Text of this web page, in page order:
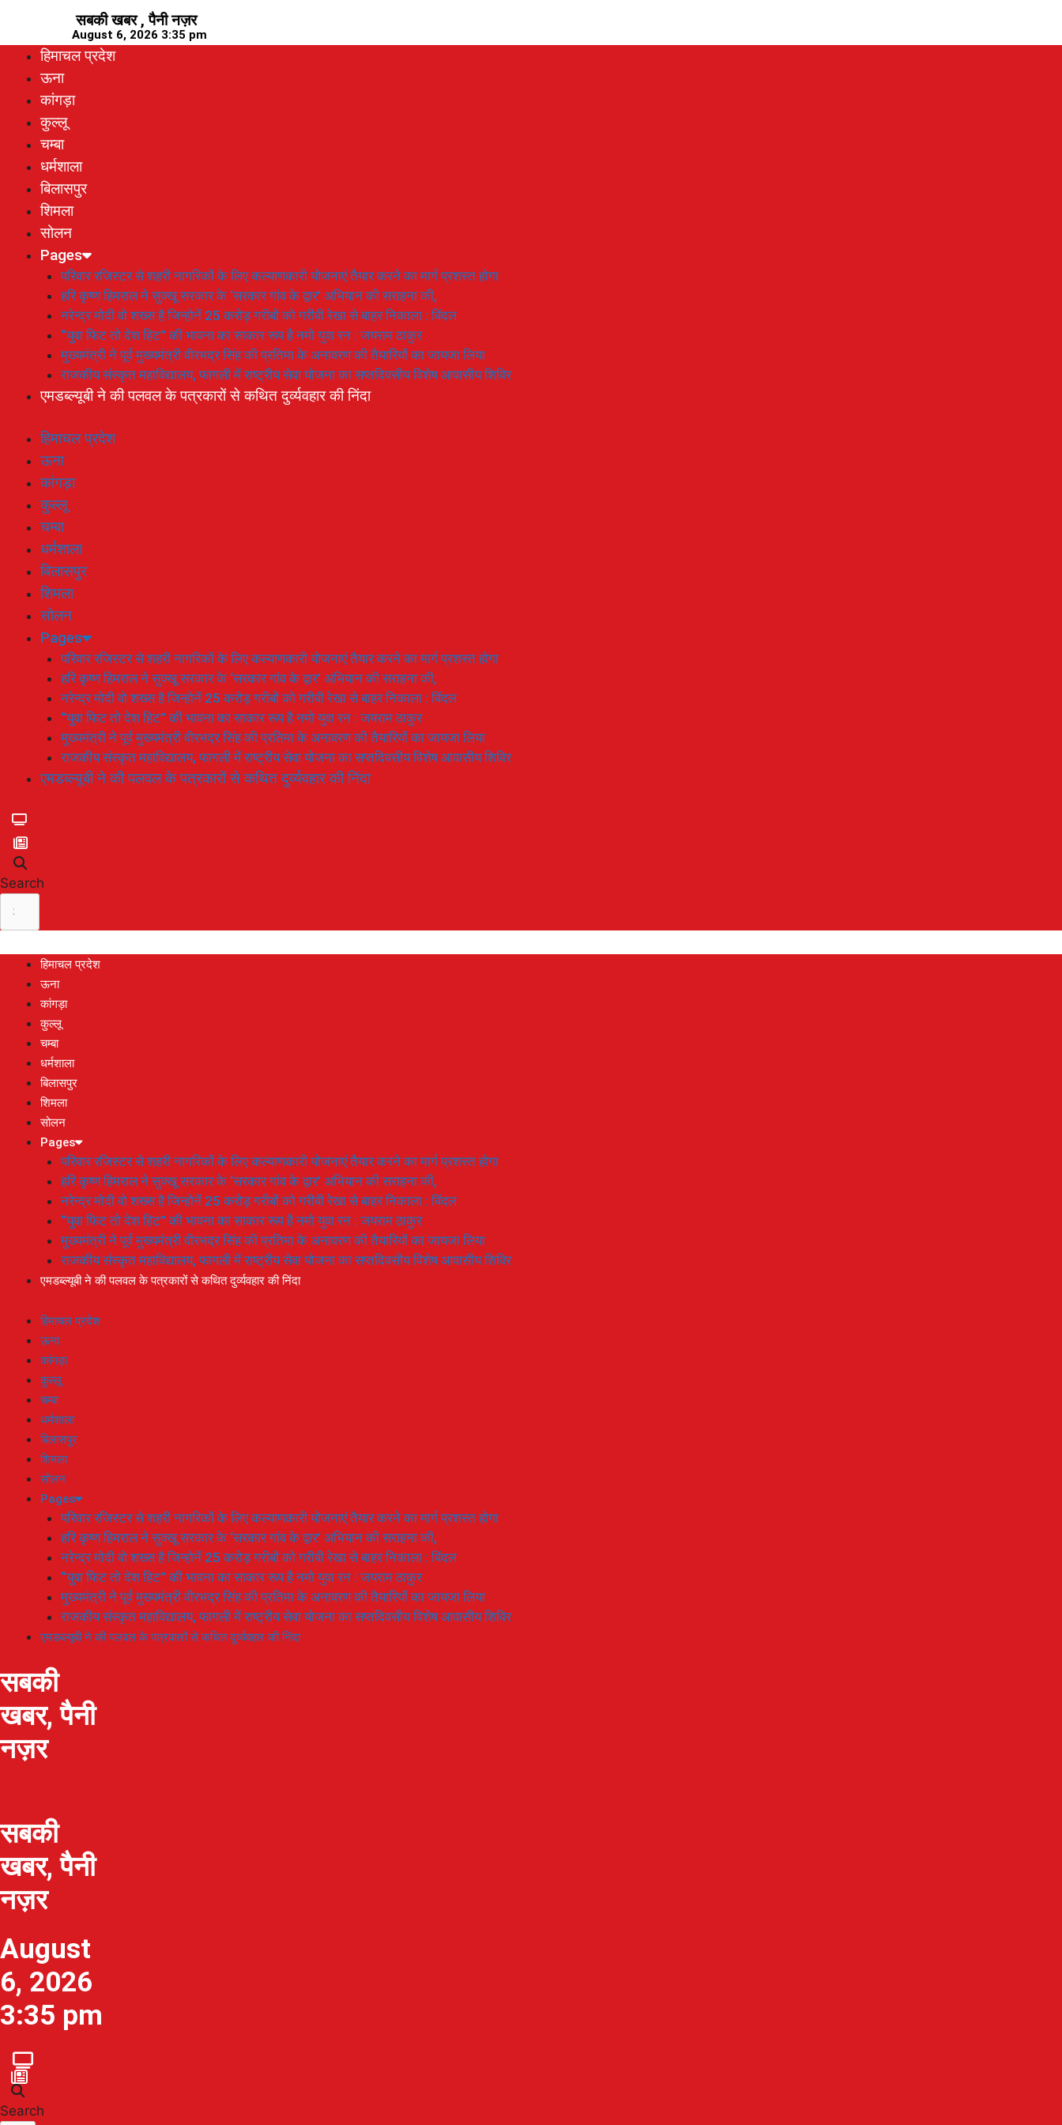
content
सबकी खबर , पैनी नज़र
August 6, 2026 3:35 pm
हिमाचल प्रदेश
ऊना
कांगड़ा
कुल्लू
चम्बा
धर्मशाला
बिलासपुर
शिमला
सोलन
Pages
परिवार रजिस्टर से शहरी नागरिकों के लिए कल्याणकारी योजनाएं तैयार करने का मार्ग प्रशस्त होगा
हरि कृष्ण हिमराल ने सुक्खू सरकार के ‘सरकार गांव के द्वार’ अभियान की सराहना की,
नरेन्द्र मोदी वो शख्स है जिन्होनें 25 करोड़ गरीबों को गरीबी रेखा से बाहर निकाला : बिंदल
“युवा फिट तो देश हिट” की भावना का साकार रूप है नमो युवा रन : जयराम ठाकुर
मुख्यमंत्री ने पूर्व मुख्यमंत्री वीरभद्र सिंह की प्रतिमा के अनावरण की तैयारियों का जायजा लिया
राजकीय संस्कृत महाविद्यालय, फागली में राष्ट्रीय सेवा योजना का सप्तदिवसीय विशेष आवासीय शिविर
एमडब्ल्यूबी ने की पलवल के पत्रकारों से कथित दुर्व्यवहार की निंदा
हिमाचल प्रदेश
ऊना
कांगड़ा
कुल्लू
चम्बा
धर्मशाला
बिलासपुर
शिमला
सोलन
Pages
परिवार रजिस्टर से शहरी नागरिकों के लिए कल्याणकारी योजनाएं तैयार करने का मार्ग प्रशस्त होगा
हरि कृष्ण हिमराल ने सुक्खू सरकार के ‘सरकार गांव के द्वार’ अभियान की सराहना की,
नरेन्द्र मोदी वो शख्स है जिन्होनें 25 करोड़ गरीबों को गरीबी रेखा से बाहर निकाला : बिंदल
“युवा फिट तो देश हिट” की भावना का साकार रूप है नमो युवा रन : जयराम ठाकुर
मुख्यमंत्री ने पूर्व मुख्यमंत्री वीरभद्र सिंह की प्रतिमा के अनावरण की तैयारियों का जायजा लिया
राजकीय संस्कृत महाविद्यालय, फागली में राष्ट्रीय सेवा योजना का सप्तदिवसीय विशेष आवासीय शिविर
एमडब्ल्यूबी ने की पलवल के पत्रकारों से कथित दुर्व्यवहार की निंदा
Search
हिमाचल प्रदेश
ऊना
कांगड़ा
कुल्लू
चम्बा
धर्मशाला
बिलासपुर
शिमला
सोलन
Pages
परिवार रजिस्टर से शहरी नागरिकों के लिए कल्याणकारी योजनाएं तैयार करने का मार्ग प्रशस्त होगा
हरि कृष्ण हिमराल ने सुक्खू सरकार के ‘सरकार गांव के द्वार’ अभियान की सराहना की,
नरेन्द्र मोदी वो शख्स है जिन्होनें 25 करोड़ गरीबों को गरीबी रेखा से बाहर निकाला : बिंदल
“युवा फिट तो देश हिट” की भावना का साकार रूप है नमो युवा रन : जयराम ठाकुर
मुख्यमंत्री ने पूर्व मुख्यमंत्री वीरभद्र सिंह की प्रतिमा के अनावरण की तैयारियों का जायजा लिया
राजकीय संस्कृत महाविद्यालय, फागली में राष्ट्रीय सेवा योजना का सप्तदिवसीय विशेष आवासीय शिविर
एमडब्ल्यूबी ने की पलवल के पत्रकारों से कथित दुर्व्यवहार की निंदा
हिमाचल प्रदेश
ऊना
कांगड़ा
कुल्लू
चम्बा
धर्मशाला
बिलासपुर
शिमला
सोलन
Pages
परिवार रजिस्टर से शहरी नागरिकों के लिए कल्याणकारी योजनाएं तैयार करने का मार्ग प्रशस्त होगा
हरि कृष्ण हिमराल ने सुक्खू सरकार के ‘सरकार गांव के द्वार’ अभियान की सराहना की,
नरेन्द्र मोदी वो शख्स है जिन्होनें 25 करोड़ गरीबों को गरीबी रेखा से बाहर निकाला : बिंदल
“युवा फिट तो देश हिट” की भावना का साकार रूप है नमो युवा रन : जयराम ठाकुर
मुख्यमंत्री ने पूर्व मुख्यमंत्री वीरभद्र सिंह की प्रतिमा के अनावरण की तैयारियों का जायजा लिया
राजकीय संस्कृत महाविद्यालय, फागली में राष्ट्रीय सेवा योजना का सप्तदिवसीय विशेष आवासीय शिविर
एमडब्ल्यूबी ने की पलवल के पत्रकारों से कथित दुर्व्यवहार की निंदा
सबकी
खबर, पैनी
नज़र
सबकी
खबर, पैनी
नज़र
August
6, 2026
3:35 pm
Search